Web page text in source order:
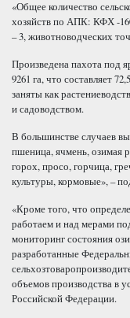
«Общее количество
хозяйств по АПК: КФХ -
– 3, животноводческих
Произведена пахота под
9261 га, что составляет
заняты как
и садоводством.
В большинстве случаев
пшеница, ячмень, озимая
горох, просо, горчица,
культуры, кормовые», –
«Кроме того, что
работаем и над мерами
мониторинг состояния
разработанные
объемов производства в
Российской Федерации.